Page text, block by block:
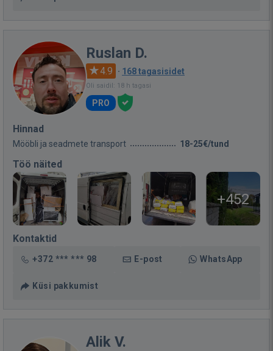
Ruslan D.
4.9 · 168 tagasisidet
Oli saidil: 18 h tagasi
PRO
Hinnad
Mööbli ja seadmete transport 18-25€/tund
Töö näited
+452
Kontaktid
+372 *** *** 98 E-post WhatsApp
Küsi pakkumist
Alik V.